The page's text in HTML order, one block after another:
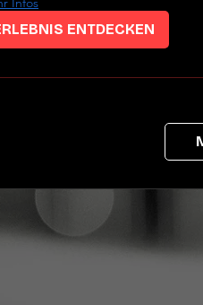
ENTDECKEN